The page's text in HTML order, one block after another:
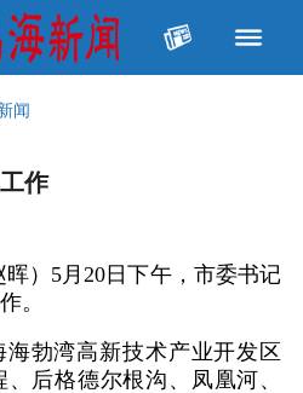
闻
作
）5月20日下午，市委书记
。
海勃湾高新技术产业开发区
后格德尔根沟、凤凰河、